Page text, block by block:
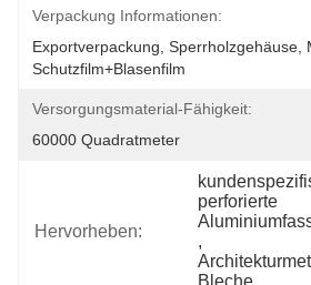
Verpackung Informationen:
Exportverpackung, Sperrholzgehäuse,
Schutzfilm+Blasenfilm
Versorgungsmaterial-Fähigkeit:
60000 Quadratmeter
Hervorheben:
perforierte
,
Bleche